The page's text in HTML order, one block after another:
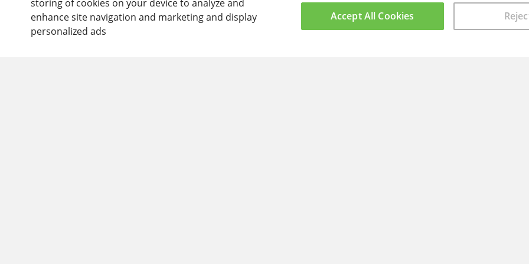
storing of cookies on your device to analyze and
enhance site navigation and marketing and display
personalized ads
Accept All Cookies